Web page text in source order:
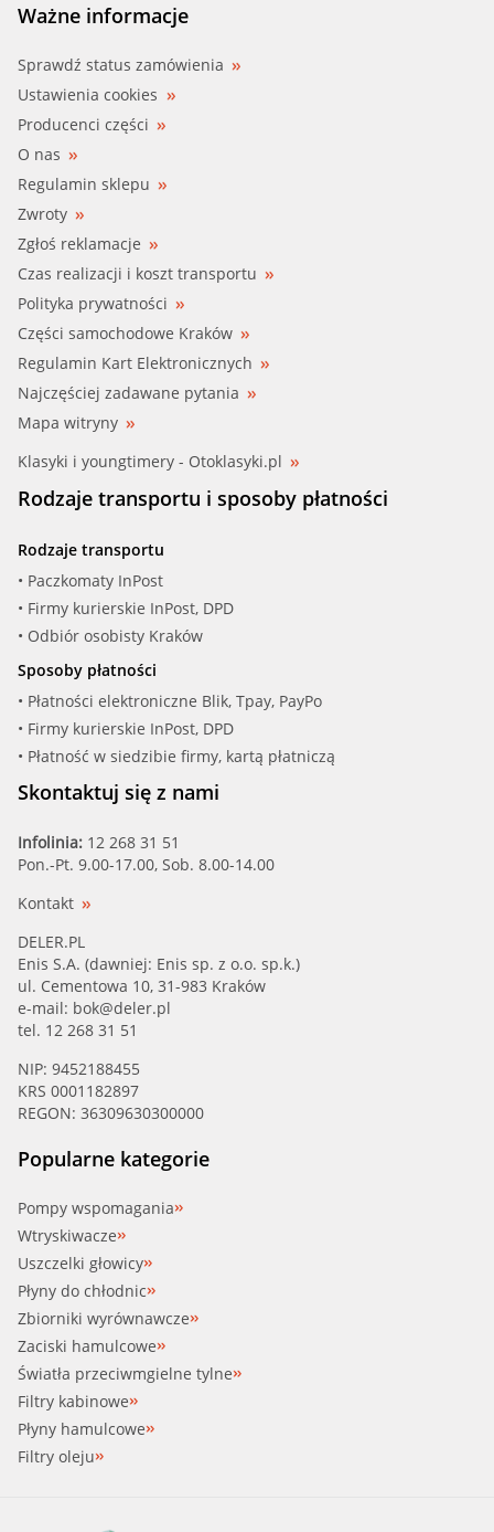
Ważne informacje
Sprawdź status zamówienia
Ustawienia cookies
Producenci części
O nas
Regulamin sklepu
Zwroty
Zgłoś reklamacje
Czas realizacji i koszt transportu
Polityka prywatności
Części samochodowe Kraków
Regulamin Kart Elektronicznych
Najczęściej zadawane pytania
Mapa witryny
Klasyki i youngtimery - Otoklasyki.pl
Rodzaje transportu i sposoby płatności
Rodzaje transportu
• Paczkomaty InPost
• Firmy kurierskie InPost, DPD
• Odbiór osobisty Kraków
Sposoby płatności
• Płatności elektroniczne Blik, Tpay, PayPo
• Firmy kurierskie InPost, DPD
• Płatność w siedzibie firmy, kartą płatniczą
Skontaktuj się z nami
Infolinia: 12 268 31 51
Pon.-Pt. 9.00-17.00, Sob. 8.00-14.00
Kontakt
DELER.PL
Enis S.A. (dawniej: Enis sp. z o.o. sp.k.)
ul. Cementowa 10, 31-983 Kraków
e-mail: bok@deler.pl
tel. 12 268 31 51
NIP: 9452188455
KRS 0001182897
REGON: 36309630300000
Popularne kategorie
Pompy wspomagania
Wtryskiwacze
Uszczelki głowicy
Płyny do chłodnic
Zbiorniki wyrównawcze
Zaciski hamulcowe
Światła przeciwmgielne tylne
Filtry kabinowe
Płyny hamulcowe
Filtry oleju